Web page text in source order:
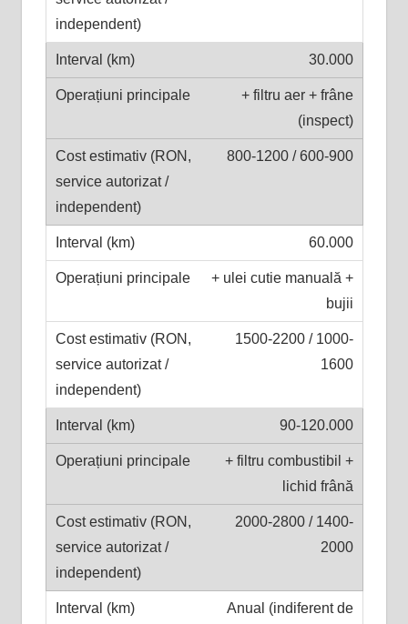
30.000
+ filtru aer + frâne
(inspect)
800-1200 / 600-900
60.000
+ ulei cutie manuală +
bujii
1500-2200 / 1000-
1600
90-120.000
+ filtru combustibil +
lichid frână
2000-2800 / 1400-
2000
Anual (indiferent de